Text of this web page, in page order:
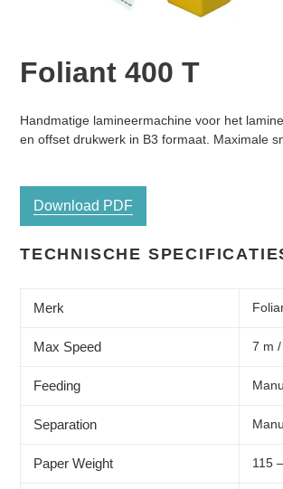
Foliant 400 T
prijs
Product
toegevoegen
Handmatige lamineermachine voor het
en offset drukwerk in B3 formaat. Maximale
Download PDF
TECHNISCHE
Merk
Max Speed 7 m
Feeding
Separation
Paper Weight 115